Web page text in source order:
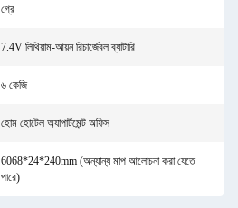
গ্রে
7.4V লিথিয়াম-আয়ন রিচার্জেবল ব্যাটারি
৬ কেজি
হোম হোটেল অ্যাপার্টমেন্ট অফিস
6068*24*240mm (অন্যান্য মাপ আলোচনা করা যেতে
পারে)